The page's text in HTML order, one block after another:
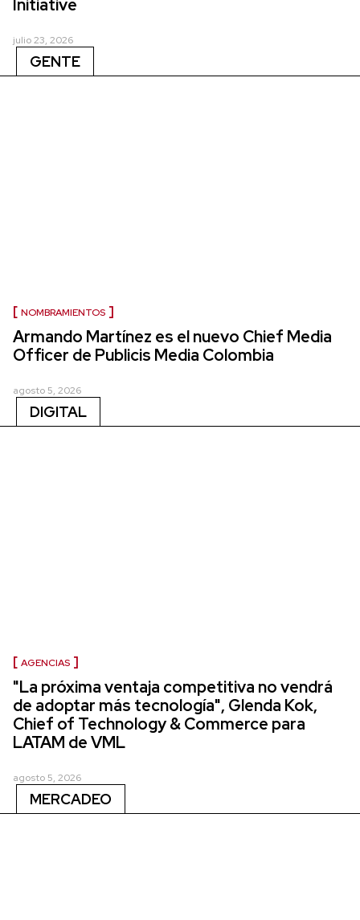
Initiative
julio 23, 2026
GENTE
NOMBRAMIENTOS
Armando Martínez es el nuevo Chief Media
Officer de Publicis Media Colombia
agosto 5, 2026
DIGITAL
AGENCIAS
"La próxima ventaja competitiva no vendrá
de adoptar más tecnología", Glenda Kok,
Chief of Technology & Commerce para
LATAM de VML
agosto 5, 2026
MERCADEO